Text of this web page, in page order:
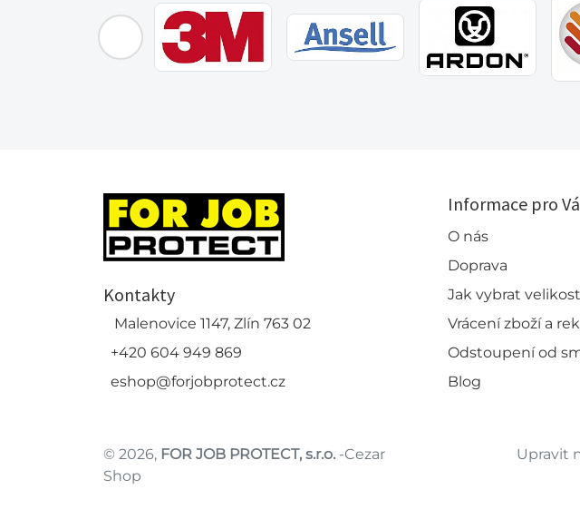
Kontakty
Malenovice 1147, Zlín 763 02
+420 604 949 869
eshop@forjobprotect.cz
Informace pro
O nás
Doprava
Jak vybrat velikost
Vrácení zboží a
Odstoupení od
Blog
© 2026, FOR JOB PROTECT, s.r.o. -Cezar
Shop
Upravit